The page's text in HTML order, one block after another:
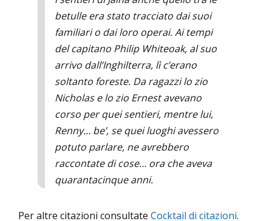
betulle era stato tracciato dai suoi
familiari o dai loro operai. Ai tempi
del capitano Philip Whiteoak, al suo
arrivo dall’Inghilterra, lì c’erano
soltanto foreste. Da ragazzi lo zio
Nicholas e lo zio Ernest avevano
corso per quei sentieri, mentre lui,
Renny… be’, se quei luoghi avessero
potuto parlare, ne avrebbero
raccontate di cose… ora che aveva
quarantacinque anni.
Per altre citazioni consultate Cocktail di citazioni.